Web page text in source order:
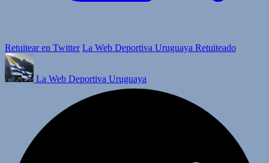
Retuitear en Twitter La Web Deportiva Uruguaya Retuiteado
La Web Deportiva Uruguaya